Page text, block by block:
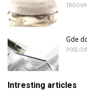
Gde
Intresting articles